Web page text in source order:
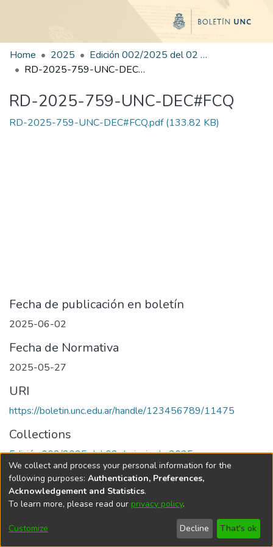
Home 2025
Edición 002/2025 del 02 de junio de 2025
RD-2025-759-UNC-DEC#FCQ
RD-2025-759-UNC-DEC#FCQ
RD-2025-759-UNC-DEC#FCQ.pdf(133.82 KB)
Fecha de publicación en boletín
2025-06-02
Fecha de Normativa
2025-05-27
URI
https://boletin.unc.edu.ar/handle/123456789/11475
Collections
Edición 002/2025 del 02 de junio de 2025
Universidad Nacional de Córdoba
We collect and process your personal information for the
following purposes: Authentication, Preferences,
Acknowledgement and Statistics.
To learn more, please read our privacy policy.
Customize Decline That's ok